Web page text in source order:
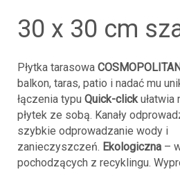
30 x 30 cm
Płytka tarasowa
balkon, taras, patio i nadać mu
łączenia typuQuick-clickułatwia
płytek ze sobą. Kanały
szybkie odprowadzanie wody i
zanieczyszczeń. Ekologiczna –
pochodzących z recyklingu.